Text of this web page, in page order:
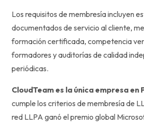
Los requisitos de membresía incluyen
documentados de servicio al cliente,
formación certificada, competencia
formadores y auditorías de calidad
periódicas.
CloudTeam es la única empresa en
cumple los criterios de membresía de
red LLPA ganó el premio global